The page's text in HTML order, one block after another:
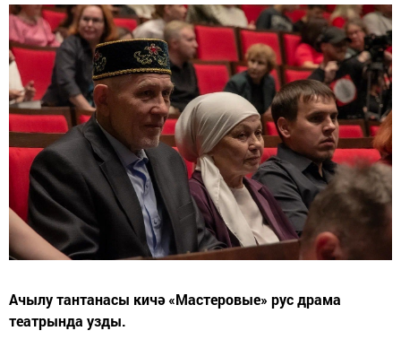
Ачылу тантанасы кичә «Мастеровые» рус драма
театрында узды.